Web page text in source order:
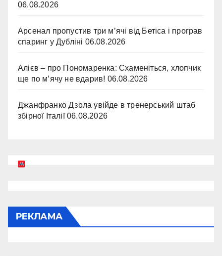
06.08.2026
Арсенал пропустив три м’ячі від Бетіса і програв
спаринг у Дубліні 06.08.2026
Алієв – про Пономаренка: Схаменіться, хлопчик
ще по м’ячу не вдарив! 06.08.2026
Джанфранко Дзола увійде в тренерський штаб
збірної Італії 06.08.2026
РЕКЛАМА